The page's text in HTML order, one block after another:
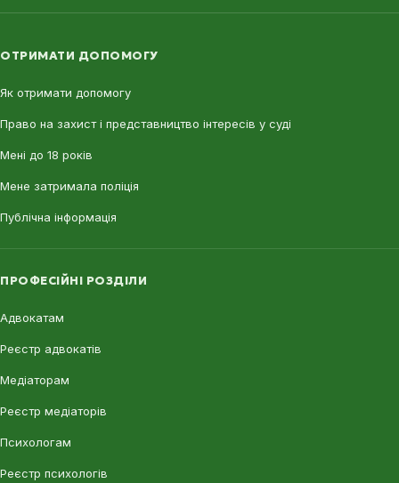
ОТРИМАТИ ДОПОМОГУ
Як отримати допомогу
Право на захист і представництво інтересів у суді
Мені до 18 років
Мене затримала поліція
Публічна інформація
ПРОФЕСІЙНІ РОЗДІЛИ
Адвокатам
Реєстр адвокатів
Медіаторам
Реєстр медіаторів
Психологам
Реєстр психологів